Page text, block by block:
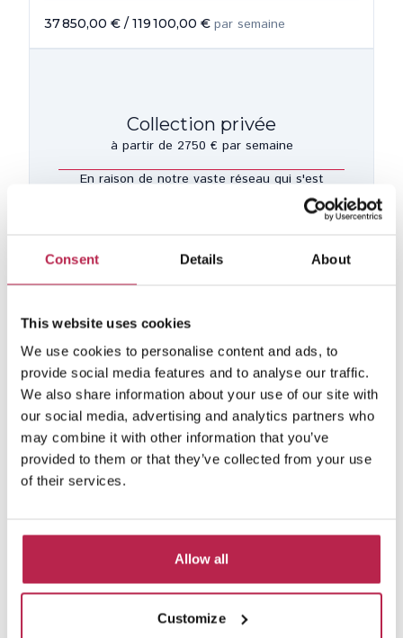
Consent Details About
This website uses cookies
We use cookies to personalise content and ads, to
provide social media features and to analyse our traffic.
We also share information about your use of our site with
our social media, advertising and analytics partners who
may combine it with other information that you’ve
provided to them or that they’ve collected from your use
of their services.
Allow all
Customize
37 850,00 € / 119 100,00 € par semaine
Collection privée
à partir de 2750 € par semaine
En raison de notre vaste réseau qui s'est
construit au cours des 10 dernières années,
nous avons un certain nombre de maisons que
demande des propriétaires. Si vous êtes
intéressé par l'une de ces villas, veuillez nous
Voir la collection privée